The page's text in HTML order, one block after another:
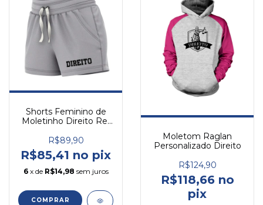
Shorts Feminino de
Moletinho Direito Ref
R$89,90
R$85,41 no pix
6 x de R$14,98 sem juros
COMPRAR
Moletom Raglan
Personalizado Direito
R$124,90
R$118,66 no
pix